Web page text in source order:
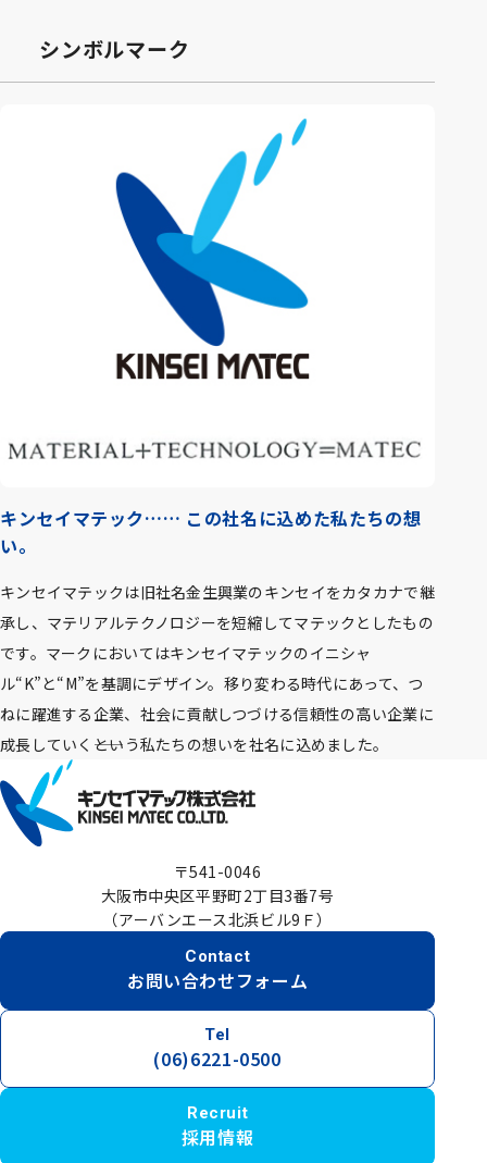
シンボルマーク
キンセイマテック…… この社名に込めた私たちの想
い。
キンセイマテックは旧社名金生興業のキンセイをカタカナで継
承し、マテリアルテクノロジーを短縮してマテックとしたもの
です。マークにおいてはキンセイマテックのイニシャ
ル“K”と“M”を基調にデザイン。移り変わる時代にあって、つ
ねに躍進する企業、社会に貢献しつづける信頼性の高い企業に
成長していく――という私たちの想いを社名に込めました。
〒541-0046
大阪市中央区平野町2丁目3番7号
（アーバンエース北浜ビル9Ｆ）
Contact
お問い合わせフォーム
Tel
(06)6221-0500
Recruit
採用情報